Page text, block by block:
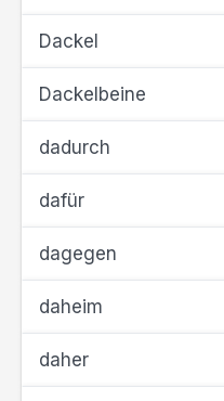
Dackel
Dackelbeine
dadurch
dafür
dagegen
daheim
daher